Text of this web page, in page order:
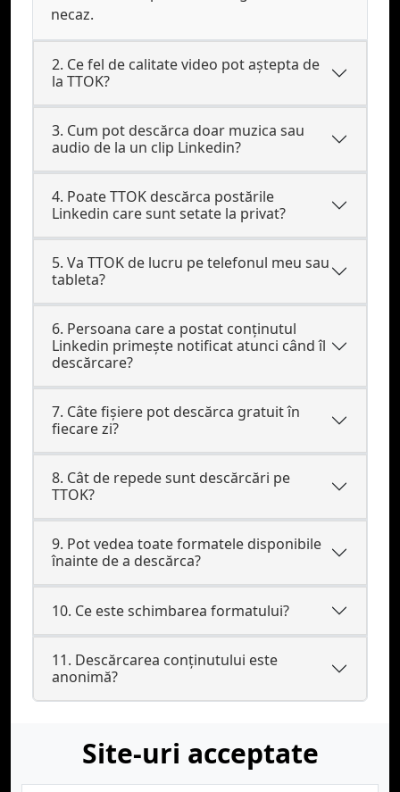
necaz.
2. Ce fel de calitate video pot aştepta de
la TTOK?
3. Cum pot descărca doar muzica sau
audio de la un clip Linkedin?
4. Poate TTOK descărca postările
Linkedin care sunt setate la privat?
5. Va TTOK de lucru pe telefonul meu sau
tableta?
6. Persoana care a postat conținutul
Linkedin primește notificat atunci când îl
descărcare?
7. Câte fișiere pot descărca gratuit în
fiecare zi?
8. Cât de repede sunt descărcări pe
TTOK?
9. Pot vedea toate formatele disponibile
înainte de a descărca?
10. Ce este schimbarea formatului?
11. Descărcarea conținutului este
anonimă?
Site-uri acceptate